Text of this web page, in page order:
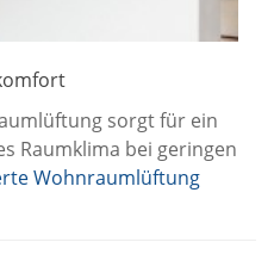
sorgt für ein
Raumklima bei geringen
Wohnraumlüftung